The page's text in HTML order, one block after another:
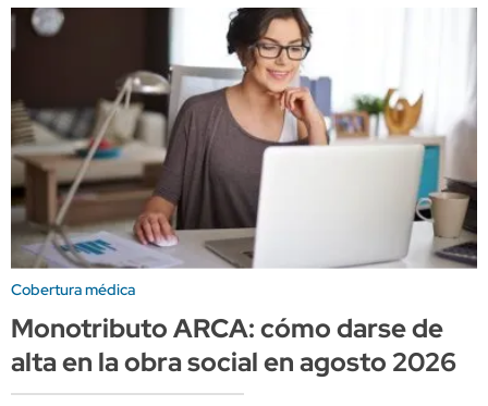
Cobertura médica
Monotributo ARCA: cómo darse de
alta en la obra social en agosto 2026